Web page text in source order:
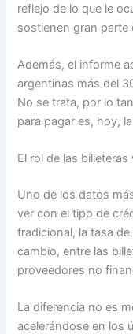
reflejo de lo que le
sostienen gran parte
Además, el informe
argentinas más del
No se trata, por lo
para pagar es, hoy,
El rol de las
Uno de los datos
ver con el tipo de
tradicional, la tasa
cambio, entre las
proveedores no
La diferencia no es
acelerándose en los